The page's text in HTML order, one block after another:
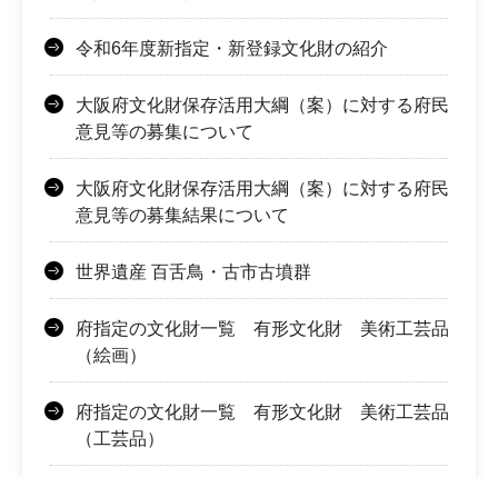
令和6年度新指定・新登録文化財の紹介
大阪府文化財保存活用大綱（案）に対する府民
意見等の募集について
大阪府文化財保存活用大綱（案）に対する府民
意見等の募集結果について
世界遺産 百舌鳥・古市古墳群
府指定の文化財一覧 有形文化財 美術工芸品
（絵画）
府指定の文化財一覧 有形文化財 美術工芸品
（工芸品）